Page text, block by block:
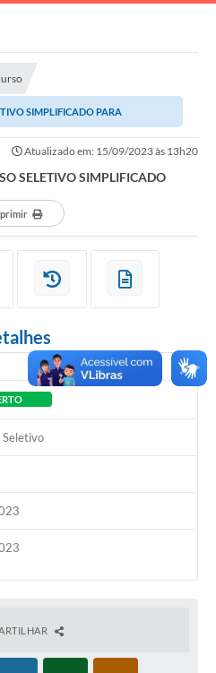
SIMPLIFICADO PARA
Atualizado em: 15/09/2023 às 13h20
SELETIVO SIMPLIFICADO
Seletivo